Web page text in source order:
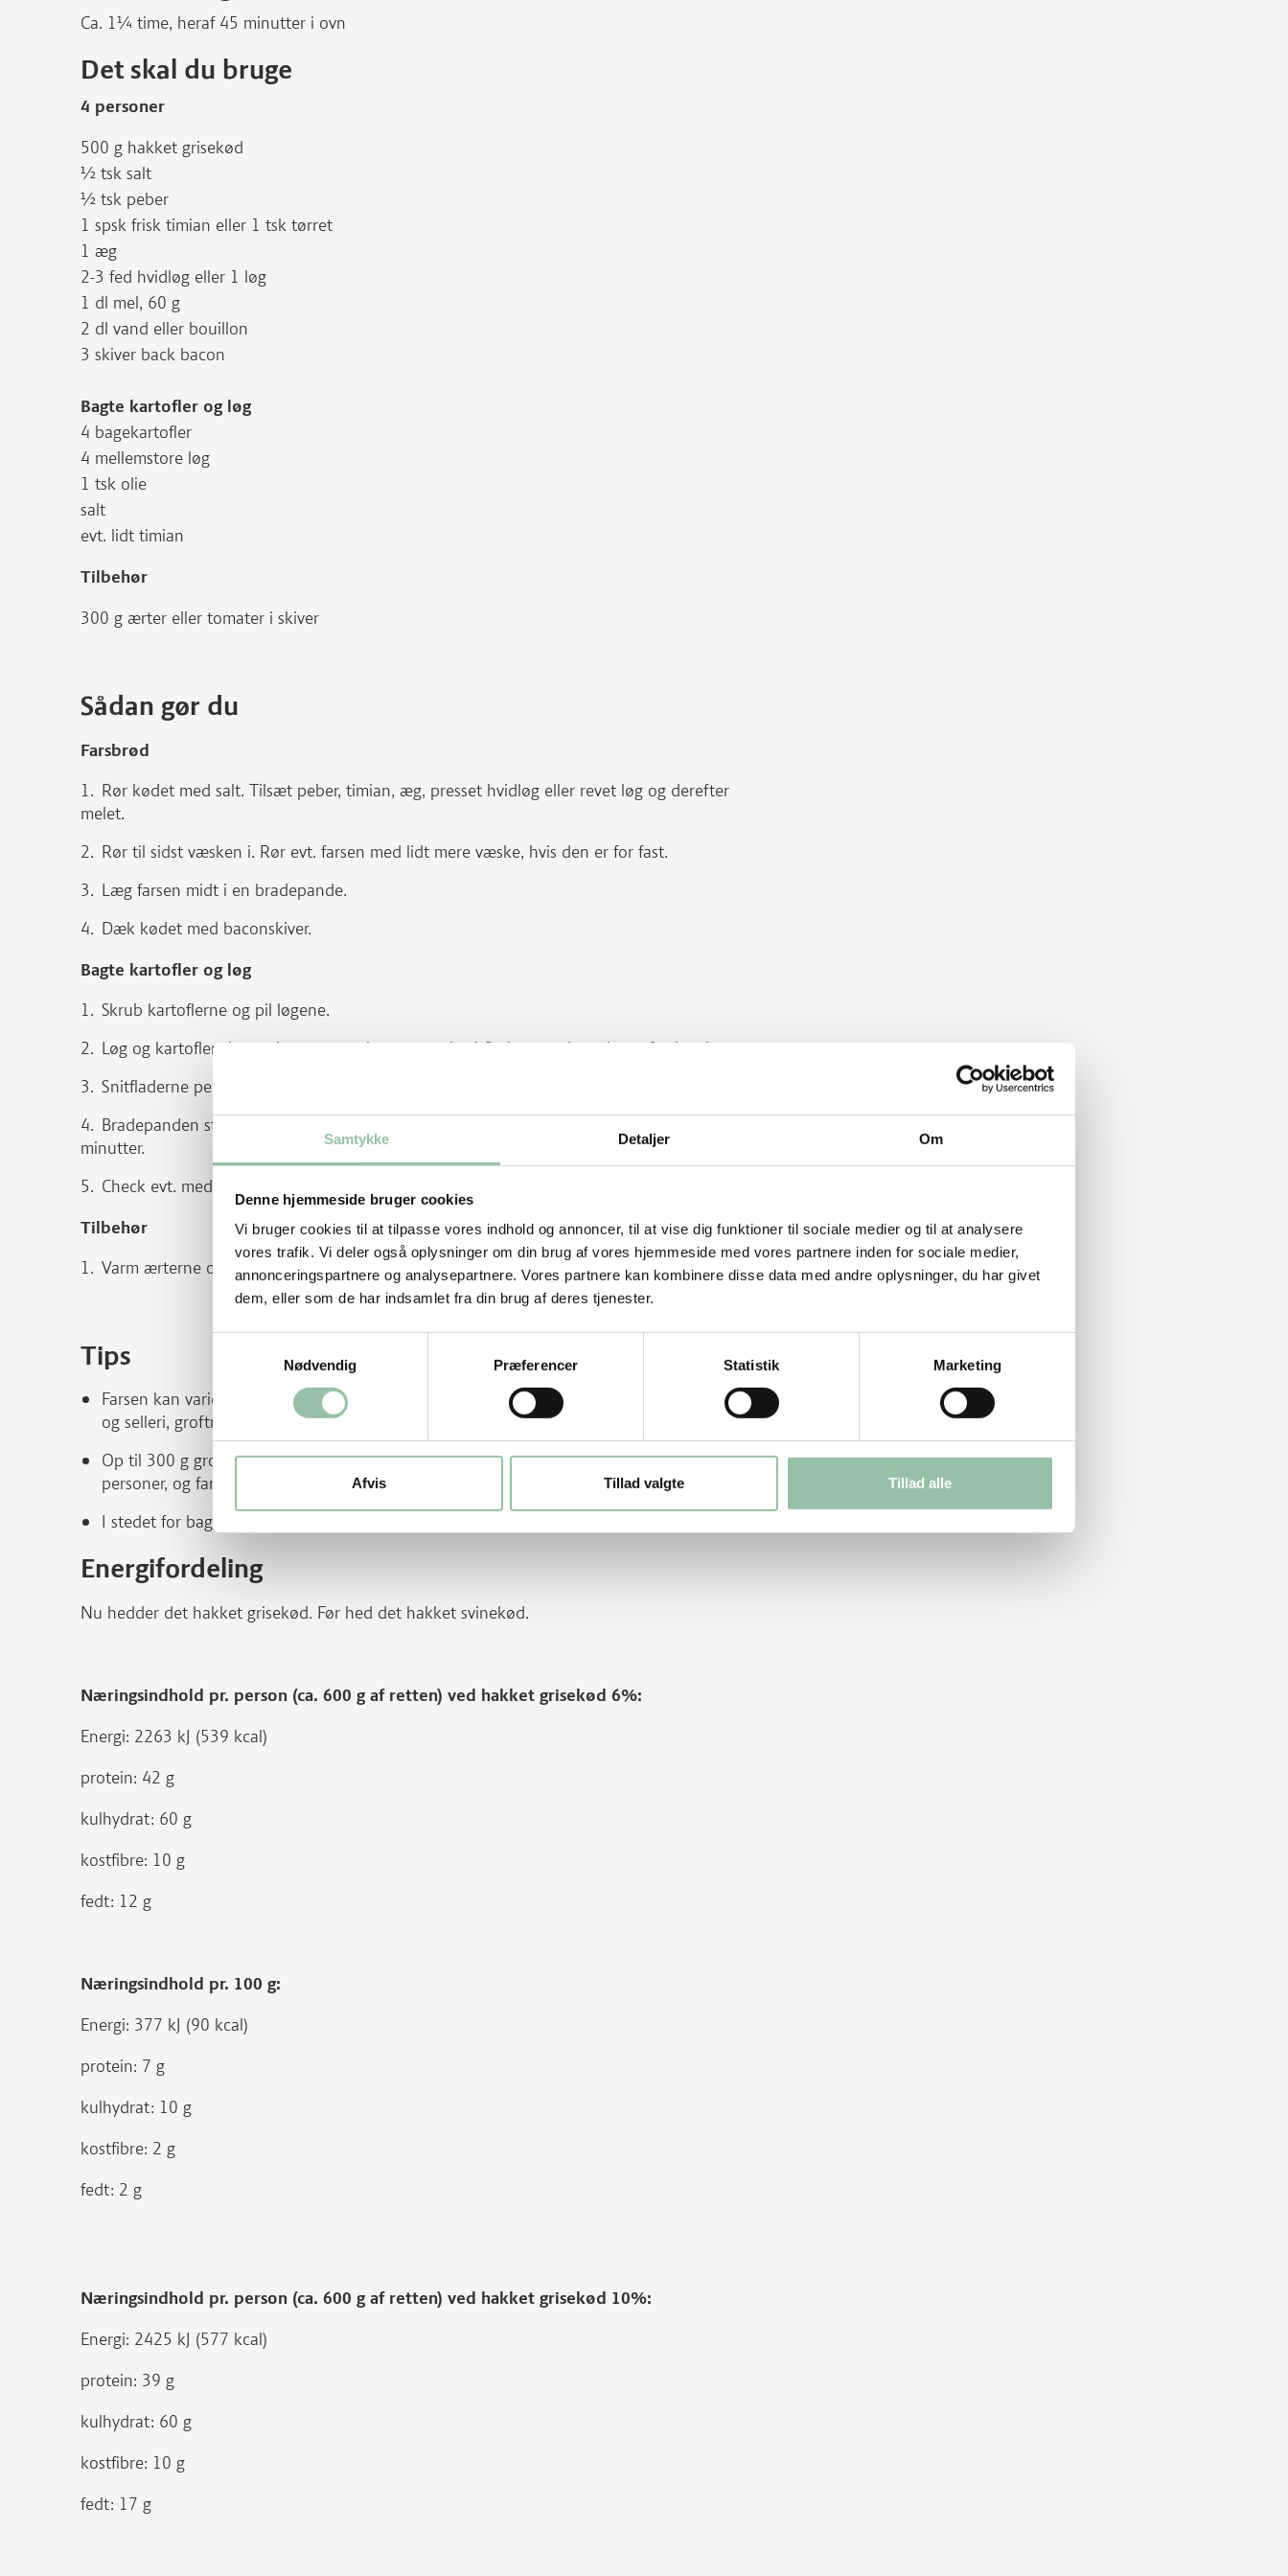
Samtykke Detaljer Om
Denne hjemmeside bruger cookies
Vi bruger cookies til at tilpasse vores indhold og annoncer, til at vise dig funktioner til sociale medier og til at analysere
vores trafik. Vi deler også oplysninger om din brug af vores hjemmeside med vores partnere inden for sociale medier,
annonceringspartnere og analysepartnere. Vores partnere kan kombinere disse data med andre oplysninger, du har givet
dem, eller som de har indsamlet fra din brug af deres tjenester.
Nødvendig
Præferencer Statistik Marketing
Afvis Tillad valgte Tillad alle
Ca. 1¼ time, heraf 45 minutter i ovn
Det skal du bruge
4 personer
500 g hakket grisekød
½ tsk salt
½ tsk peber
1 spsk frisk timian eller 1 tsk tørret
1 æg
2-3 fed hvidløg eller 1 løg
1 dl mel, 60 g
2 dl vand eller bouillon
3 skiver back bacon
Bagte kartofler og løg
4 bagekartofler
4 mellemstore løg
1 tsk olie
salt
evt. lidt timian
Tilbehør
300 g ærter eller tomater i skiver
Sådan gør du
Farsbrød
Rør kødet med salt. Tilsæt peber, timian, æg, presset hvidløg eller revet løg og derefter
melet.
Rør til sidst væsken i. Rør evt. farsen med lidt mere væske, hvis den er for fast.
Læg farsen midt i en bradepande.
Dæk kødet med baconskiver.
Bagte kartofler og løg
Skrub kartoflerne og pil løgene.
Løg og kartofler skæres igennem og lægges med snitfladen opad rundt om farsbrødet.
Snitfladerne pensles med olie og drysses med salt og evt. timianblade.
Bradepanden stilles i en kold ovn. Tænd ovnen på 200 grader og lad retten stå i 45-60
minutter.
Check evt. med en kødnål at kødet er gennemstegt. Kødsaften skal være klar.
Tilbehør
Varm ærterne op til kogepunktet i en gryde.
Tips
Farsen kan varieres ved tilsætning af: friskhakkede krydderurter, groftrevne gulerødder
og selleri, groftrevne squash, porrer i skiver eller ristede champignon.
Op til 300 g groftrevne squash kan blandes i farsen ovenfor. Så er der farsbrød til 6
personer, og farsen kan stadig skæres i skiver ved servering.
I stedet for bagte løg og kartofler kan du bruge ovnbagte rodfrugter.
Energifordeling
Nu hedder det hakket grisekød. Før hed det hakket svinekød.
Næringsindhold pr. person (ca. 600 g af retten) ved hakket grisekød 6%:
Energi: 2263 kJ (539 kcal)
protein: 42 g
kulhydrat: 60 g
kostfibre: 10 g
fedt: 12 g
Næringsindhold pr. 100 g:
Energi: 377 kJ (90 kcal)
protein: 7 g
kulhydrat: 10 g
kostfibre: 2 g
fedt: 2 g
Næringsindhold pr. person (ca. 600 g af retten) ved hakket grisekød 10%:
Energi: 2425 kJ (577 kcal)
protein: 39 g
kulhydrat: 60 g
kostfibre: 10 g
fedt: 17 g